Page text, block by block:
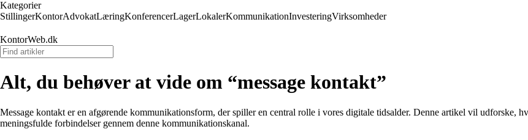
Kategorier
StillingerKontorAdvokatLæringKonferencerLagerLokalerKommunikationInvesteringVirksomheder
KontorWeb.dk
Alt, du behøver at vide om “message kontakt”
Message kontakt er en afgørende kommunikationsform, der spiller en central rolle i vores digitale tidsalder. Denne artikel vil udforske,
meningsfulde forbindelser gennem denne kommunikationskanal.